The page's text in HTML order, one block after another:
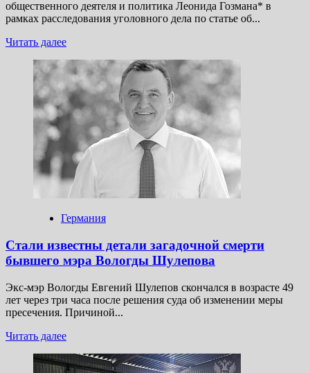
общественного деятеля и политика Леонида Гозмана* в
рамках расследования уголовного дела по статье об...
Читать далееПрочитать
Политика
Гозмана*
заочно
арестовали
в России
по делу
об оправдании
терроризма
Германия
Стали известны детали загадочной смерти
бывшего мэра Вологды Шулепова
Экс-мэр Вологды Евгений Шулепов скончался в возрасте 49
лет через три часа после решения суда об изменении меры
пресечения. Причиной...
Читать далееПрочитать
о